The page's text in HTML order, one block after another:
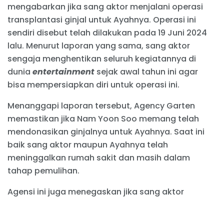
mengabarkan jika sang aktor menjalani operasi
transplantasi ginjal untuk Ayahnya. Operasi ini
sendiri disebut telah dilakukan pada 19 Juni 2024
lalu. Menurut laporan yang sama, sang aktor
sengaja menghentikan seluruh kegiatannya di
dunia entertainment sejak awal tahun ini agar
bisa mempersiapkan diri untuk operasi ini.
Menanggapi laporan tersebut, Agency Garten
memastikan jika Nam Yoon Soo memang telah
mendonasikan ginjalnya untuk Ayahnya. Saat ini
baik sang aktor maupun Ayahnya telah
meninggalkan rumah sakit dan masih dalam
tahap pemulihan.
Agensi ini juga menegaskan jika sang aktor